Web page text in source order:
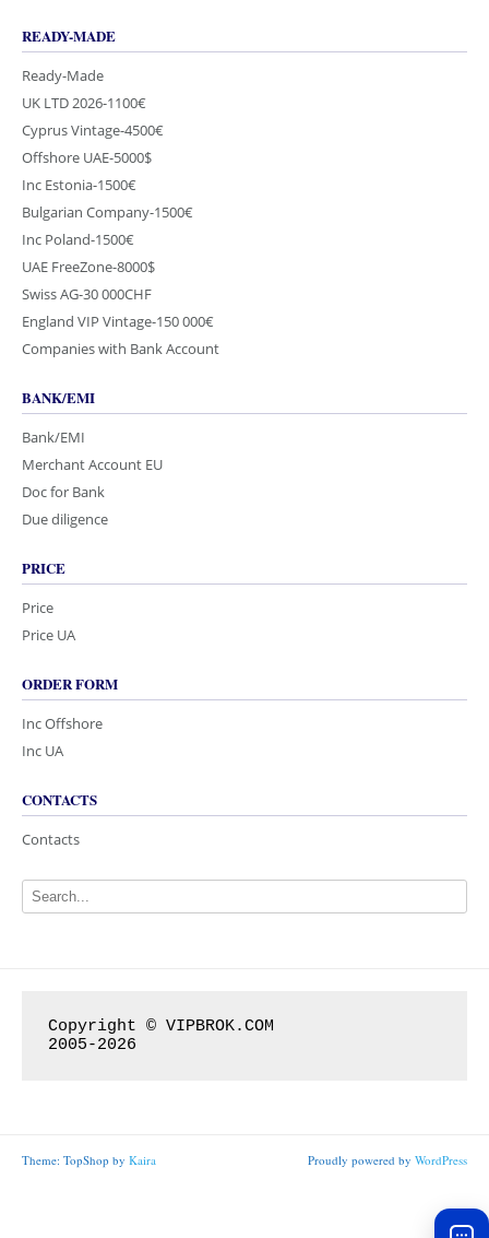
READY-MADE
Ready-Made
UK LTD 2026-1100€
Cyprus Vintage-4500€
Offshore UAE-5000$
Inc Estonia-1500€
Bulgarian Company-1500€
Inc Poland-1500€
UAE FreeZone-8000$
Swiss AG-30 000CHF
England VIP Vintage-150 000€
Companies with Bank Account
BANK/EMI
Bank/EMI
Merchant Account EU
Doc for Bank
Due diligence
PRICE
Price
Price UA
ORDER FORM
Inc Offshore
Inc UA
CONTACTS
Contacts
Copyright © VIPBROK.COM
2005-2026
Theme: TopShop by Kaira Proudly powered by WordPress